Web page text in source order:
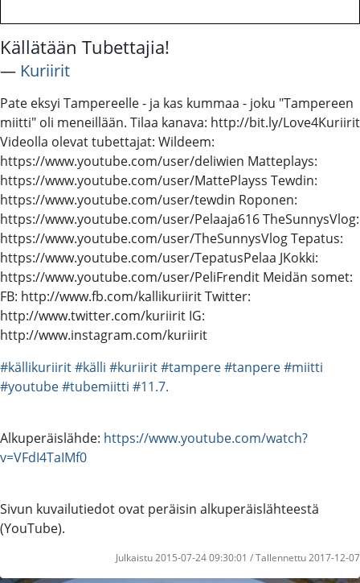
Källätään Tubettajia!
― Kuriirit
Pate eksyi Tampereelle - ja kas kummaa - joku "Tampereen
miitti" oli meneillään. Tilaa kanava: http://bit.ly/Love4Kuriirit
Videolla olevat tubettajat: Wildeem:
https://www.youtube.com/user/deliwien Matteplays:
https://www.youtube.com/user/MattePlayss Tewdin:
https://www.youtube.com/user/tewdin Roponen:
https://www.youtube.com/user/Pelaaja616 TheSunnysVlog:
https://www.youtube.com/user/TheSunnysVlog Tepatus:
https://www.youtube.com/user/TepatusPelaa JKokki:
https://www.youtube.com/user/PeliFrendit Meidän somet:
FB: http://www.fb.com/kallikuriirit Twitter:
http://www.twitter.com/kuriirit IG:
http://www.instagram.com/kuriirit
#källikuriirit#källi #kuriirit#tampere#tanpere#miitti
#youtube#tubemiitti #11.7.
Alkuperäislähde: https://www.youtube.com/watch?
v=VFdI4TaIMf0
Sivun kuvailutiedot ovat peräisin alkuperäislähteestä
(YouTube).
Julkaistu 2015-07-24 09:30:01 / Tallennettu 2017-12-07